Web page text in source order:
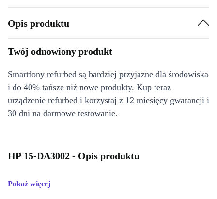
Opis produktu
Twój odnowiony produkt
Smartfony refurbed są bardziej przyjazne dla środowiska
i do 40% tańsze niż nowe produkty. Kup teraz
urządzenie refurbed i korzystaj z 12 miesięcy gwarancji i
30 dni na darmowe testowanie.
HP 15-DA3002 - Opis produktu
Pokaż więcej